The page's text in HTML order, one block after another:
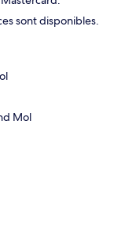
sont disponibles.
Mol